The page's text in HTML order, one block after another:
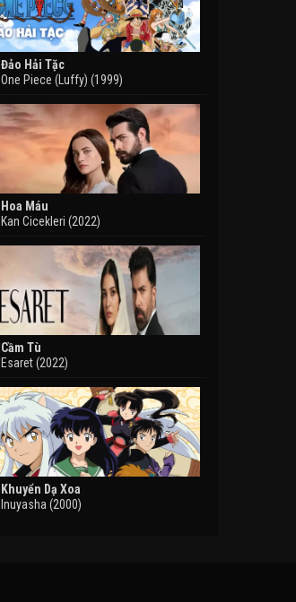
Đảo Hải Tặc
One Piece (Luffy) (1999)
Hoa Máu
Kan Cicekleri (2022)
Cầm Tù
Esaret (2022)
Khuyển Dạ Xoa
Inuyasha (2000)